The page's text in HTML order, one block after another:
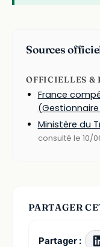
Sources
OFFICIELLES &
France
Ministère du
consulté le 10/
PARTAGER
Partager :